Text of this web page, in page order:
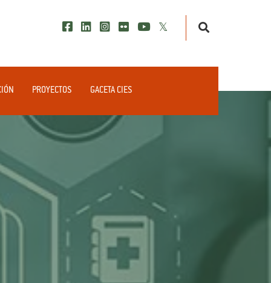
PROYECTOS GACETA CIES